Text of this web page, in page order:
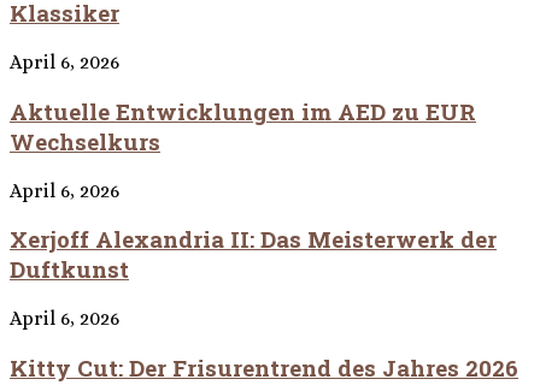
Klassiker
April 6, 2026
Aktuelle Entwicklungen im AED zu EUR
Wechselkurs
April 6, 2026
Xerjoff Alexandria II: Das Meisterwerk der
Duftkunst
April 6, 2026
Kitty Cut: Der Frisurentrend des Jahres 2026